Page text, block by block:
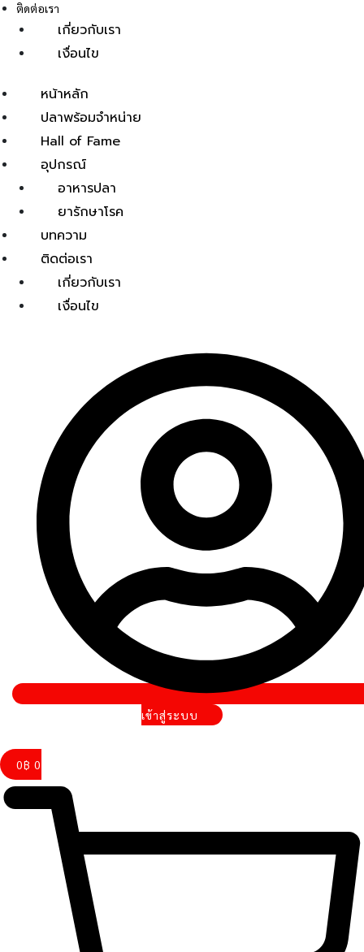
ติดต่อเรา
เกี่ยวกับเรา
เงื่อนไข
หน้าหลัก
ปลาพร้อมจำหน่าย
Hall of Fame
อุปกรณ์
อาหารปลา
ยารักษาโรค
บทความ
ติดต่อเรา
เกี่ยวกับเรา
เงื่อนไข
เข้าสู่ระบบ
0฿ 0